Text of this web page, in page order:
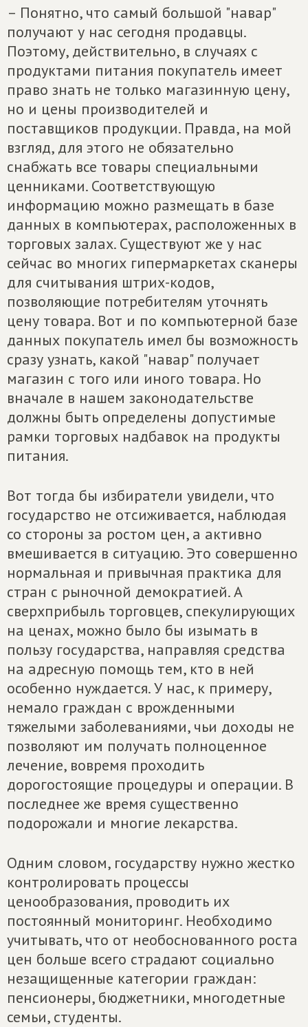
– Понятно, что самый большой "навар"
получают у нас сегодня продавцы.
Поэтому, действительно, в случаях с
продуктами питания покупатель имеет
право знать не только магазинную цену,
но и цены производителей и
поставщиков продукции. Правда, на мой
взгляд, для этого не обязательно
снабжать все товары специальными
ценниками. Соответствующую
информацию можно размещать в базе
данных в компьютерах, расположенных в
торговых залах. Существуют же у нас
сейчас во многих гипермаркетах сканеры
для считывания штрих-кодов,
позволяющие потребителям уточнять
цену товара. Вот и по компьютерной базе
данных покупатель имел бы возможность
сразу узнать, какой "навар" получает
магазин с того или иного товара. Но
вначале в нашем законодательстве
должны быть определены допустимые
рамки торговых надбавок на продукты
питания.
Вот тогда бы избиратели увидели, что
государство не отсиживается, наблюдая
со стороны за ростом цен, а активно
вмешивается в ситуацию. Это совершенно
нормальная и привычная практика для
стран с рыночной демократией. А
сверхприбыль торговцев, спекулирующих
на ценах, можно было бы изымать в
пользу государства, направляя средства
на адресную помощь тем, кто в ней
особенно нуждается. У нас, к примеру,
немало граждан с врожденными
тяжелыми заболеваниями, чьи доходы не
позволяют им получать полноценное
лечение, вовремя проходить
дорогостоящие процедуры и операции. В
последнее же время существенно
подорожали и многие лекарства.
Одним словом, государству нужно жестко
контролировать процессы
ценообразования, проводить их
постоянный мониторинг. Необходимо
учитывать, что от необоснованного роста
цен больше всего страдают социально
незащищенные категории граждан:
пенсионеры, бюджетники, многодетные
семьи, студенты.